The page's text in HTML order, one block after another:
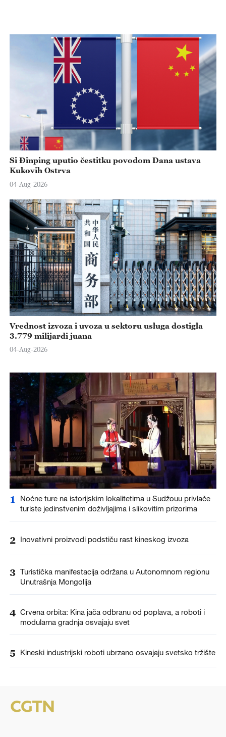
Si Đinping uputio čestitku povodom Dana ustava
Kukovih Ostrva
04-Aug-2026
Vrednost izvoza i uvoza u sektoru usluga dostigla
3.779 milijardi juana
04-Aug-2026
1
Noćne ture na istorijskim lokalitetima u Sudžouu privlače
turiste jedinstvenim doživljajima i slikovitim prizorima
2 Inovativni proizvodi podstiču rast kineskog izvoza
3 Turistička manifestacija održana u Autonomnom regionu
Unutrašnja Mongolija
4 Crvena orbita: Kina jača odbranu od poplava, a roboti i
modularna gradnja osvajaju svet
5 Kineski industrijski roboti ubrzano osvajaju svetsko tržište